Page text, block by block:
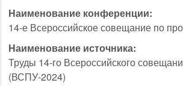
Наименование конференции:
14-е Всероссийское совещание по
Наименование источника:
Труды 14-го Всероссийского
(ВСПУ-2024)